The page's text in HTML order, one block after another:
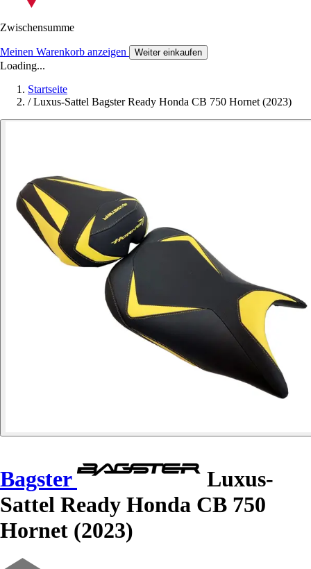
Zwischensumme
Meinen Warenkorb anzeigen Weiter einkaufen
Loading...
Startseite
/ Luxus-Sattel Bagster Ready Honda CB 750 Hornet (2023)
Bagster
Luxus-
Sattel Ready Honda CB 750
Hornet (2023)